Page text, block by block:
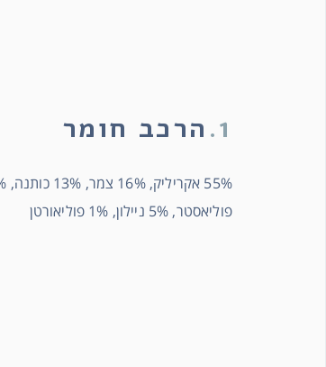
1. הרכב חומר
55%
פוליאסטר, 5% ניילון, 1% פוליאורטן